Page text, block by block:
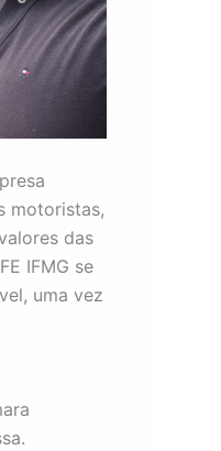
motoristas,
das
IFMG se
uma vez